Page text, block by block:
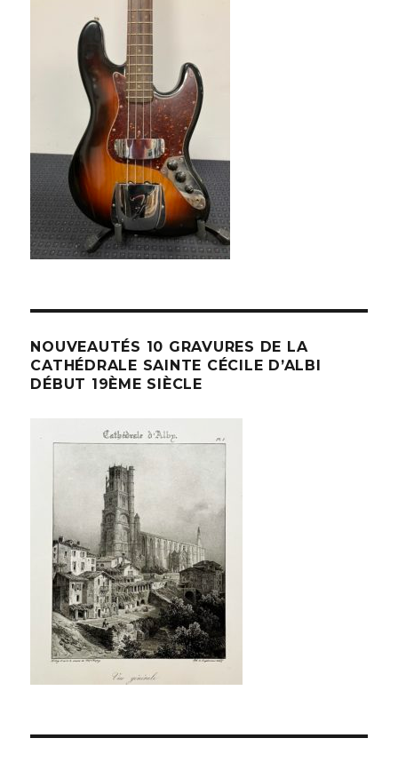
NOUVEAUTÉS 10 GRAVURES DE LA
CATHÉDRALE SAINTE CÉCILE D’ALBI
DÉBUT 19ÈME SIÈCLE